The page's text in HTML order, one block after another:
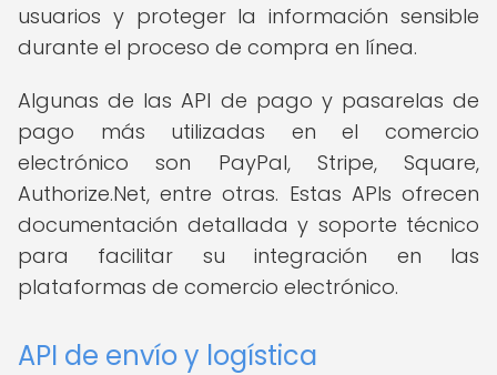
usuarios y proteger la información sensible
durante el proceso de compra en línea.
Algunas de las API de pago y pasarelas de
pago más utilizadas en el comercio
electrónico son PayPal, Stripe, Square,
Authorize.Net, entre otras. Estas APIs ofrecen
documentación detallada y soporte técnico
para facilitar su integración en las
plataformas de comercio electrónico.
API de envío y logística